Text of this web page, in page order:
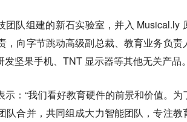
队组建的新石实验室，并入 Musical.ly
向字节跳动高级副总裁、教育业务负责
坚果手机、TNT 显示器等其他无关产品。
：“我们看好教育硬件的前景和价值。为
合并，共同组成大力智能团队，专注教